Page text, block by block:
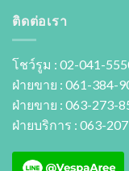
ติดต่อเรา
โชว์รูม : 02-041-
ฝ่ายขาย : 061-384-
ฝ่ายขาย : 063-273-
ฝ่ายบริการ : 063-